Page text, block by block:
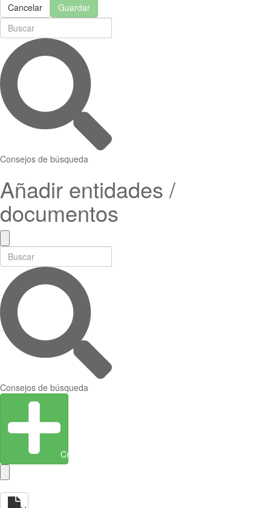
Cancelar Guardar
Consejos de búsqueda
Añadir entidades /
documentos
Consejos de búsqueda
Crear entidad